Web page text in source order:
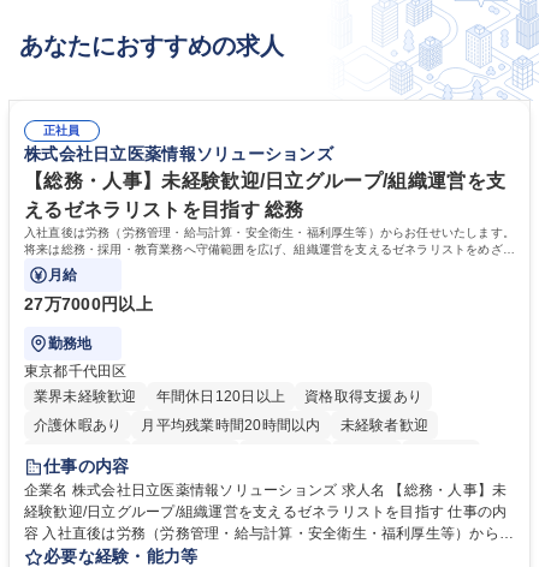
あなたにおすすめの求人
正社員
株式会社日立医薬情報ソリューションズ
【総務・人事】未経験歓迎/日立グループ/組織運営を支
えるゼネラリストを目指す 総務
入社直後は労務（労務管理・給与計算・安全衛生・福利厚生等）からお任せいたします。
将来は総務・採用・教育業務へ守備範囲を広げ、組織運営を支えるゼネラリストをめざせ
ます。
月給
27万7000円以上
勤務地
東京都千代田区
業界未経験歓迎
年間休日120日以上
資格取得支援あり
介護休暇あり
月平均残業時間20時間以内
未経験者歓迎
住宅手当あり
育休あり
完全週休2日制 交通費支給 土日祝休み 寮・社宅あり
仕事の内容
企業名 株式会社日立医薬情報ソリューションズ 求人名 【総務・人事】未
経験歓迎/日立グループ/組織運営を支えるゼネラリストを目指す 仕事の内
容 入社直後は労務（労務管理・給与計算・安全衛生・福利厚生等）からお
任せいたします。将来は総務・採用・教育業務へ守備範囲を広げ、組織運
必要な経験・能力等